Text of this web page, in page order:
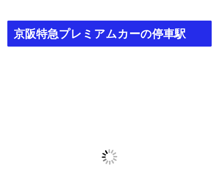
京阪特急プレミアムカーの停車駅